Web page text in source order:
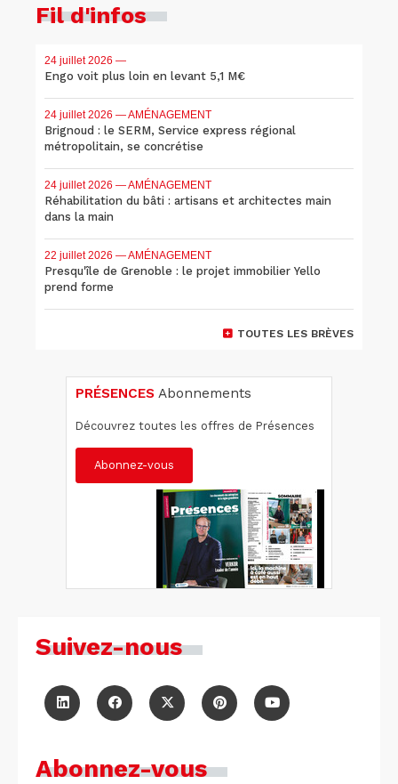
Fil d'infos
24 juillet 2026 —
Engo voit plus loin en levant 5,1 M€
24 juillet 2026 — AMÉNAGEMENT
Brignoud : le SERM, Service express régional
métropolitain, se concrétise
24 juillet 2026 — AMÉNAGEMENT
Réhabilitation du bâti : artisans et architectes main
dans la main
22 juillet 2026 — AMÉNAGEMENT
Presqu'île de Grenoble : le projet immobilier Yello
prend forme
TOUTES LES BRÈVES
PRÉSENCES Abonnements
Découvrez toutes les offres de Présences
Abonnez-vous
Suivez-nous
Abonnez-vous